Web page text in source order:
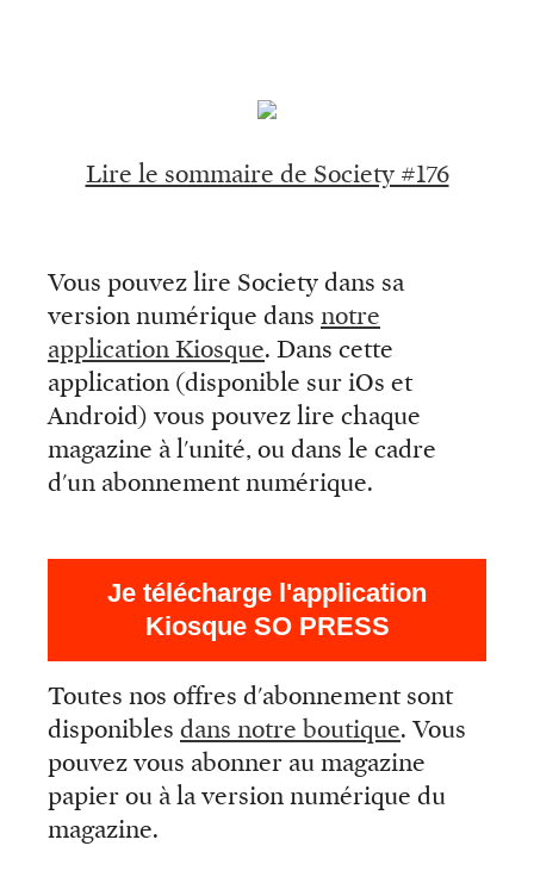
Lire le sommaire de Society #176
Vous pouvez lire Society dans sa
version numérique dans notre
application Kiosque. Dans cette
application (disponible sur iOs et
Android) vous pouvez lire chaque
magazine à l'unité, ou dans le cadre
d'un abonnement numérique.
Je télécharge l'application
Kiosque SO PRESS
Toutes nos offres d'abonnement sont
disponibles dans notre boutique. Vous
pouvez vous abonner au magazine
papier ou à la version numérique du
magazine.